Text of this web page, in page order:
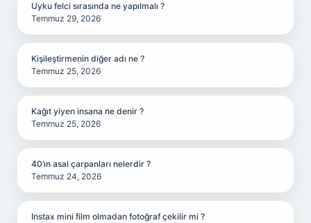
Uyku felci sırasında ne yapılmalı ?
Temmuz 29, 2026
Kişileştirmenin diğer adı ne ?
Temmuz 25, 2026
Kağıt yiyen insana ne denir ?
Temmuz 25, 2026
40’ın asal çarpanları nelerdir ?
Temmuz 24, 2026
Instax mini film olmadan fotoğraf çekilir mi ?